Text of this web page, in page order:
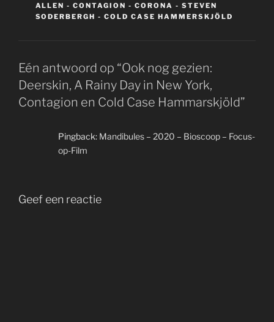
ALLEN - CONTAGION - CORONA - STEVEN
SODERBERGH - COLD CASE HAMMERSKJÖLD
Eén antwoord op “Ook nog gezien:
Deerskin, A Rainy Day in New York,
Contagion en Cold Case Hammarskjöld”
Pingback: Mandibules – 2020 – Bioscoop – Focus-
op-Film
Geef een reactie